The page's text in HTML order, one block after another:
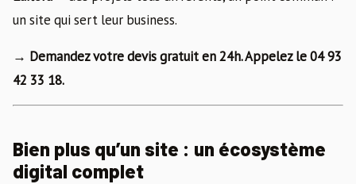
un site qui sert leur business.
→ Demandez votre devis gratuit en 24h. Appelez le 04 93
42 33 18.
Bien plus qu’un site : un écosystème
digital complet